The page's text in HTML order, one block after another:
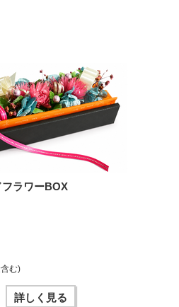
ラワーBOX
む)
詳しく見る